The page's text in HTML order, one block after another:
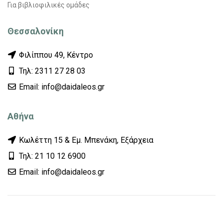
Για βιβλιοφιλικές ομάδες
Θεσσαλονίκη
Φιλίππου 49, Κέντρο
Τηλ: 2311 27 28 03
Εmail: info@daidaleos.gr
Αθήνα
Κωλέττη 15 & Εμ. Μπενάκη, Εξάρχεια
Τηλ: 21 10 12 6900
Εmail: info@daidaleos.gr